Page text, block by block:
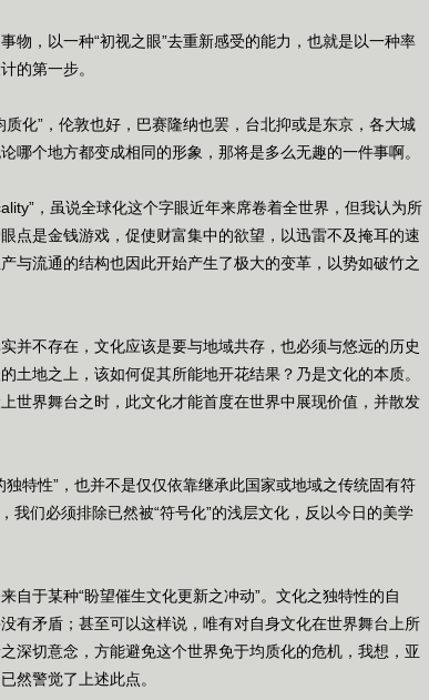
，以一种“初视之眼”去重新感受的能力，也就是以一种率
的第一步。
化”，伦敦也好，巴赛隆纳也罢，台北抑或是东京，各大城
哪个地方都变成相同的形象，那将是多么无趣的一件事啊。
，虽说全球化这个字眼近年来席卷着全世界，但我认为所
点是金钱游戏，促使财富集中的欲望，以迅雷不及掩耳的速
与流通的结构也因此开始产生了极大的变革，以势如破竹之
不存在，文化应该是要与地域共存，也必须与悠远的历史
土地之上，该如何促其所能地开花结果？乃是文化的本质。
世界舞台之时，此文化才能首度在世界中展现价值，并散发
特性”，也并不是仅仅依靠继承此国家或地域之传统固有符
我们必须排除已然被“符号化”的浅层文化，反以今日的美学
于某种“盼望催生文化更新之冲动”。文化之独特性的自
有矛盾；甚至可以这样说，唯有对自身文化在世界舞台上所
深切意念，方能避免这个世界免于均质化的危机，我想，亚
然警觉了上述此点。